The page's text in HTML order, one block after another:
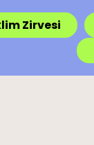
Zirvesi